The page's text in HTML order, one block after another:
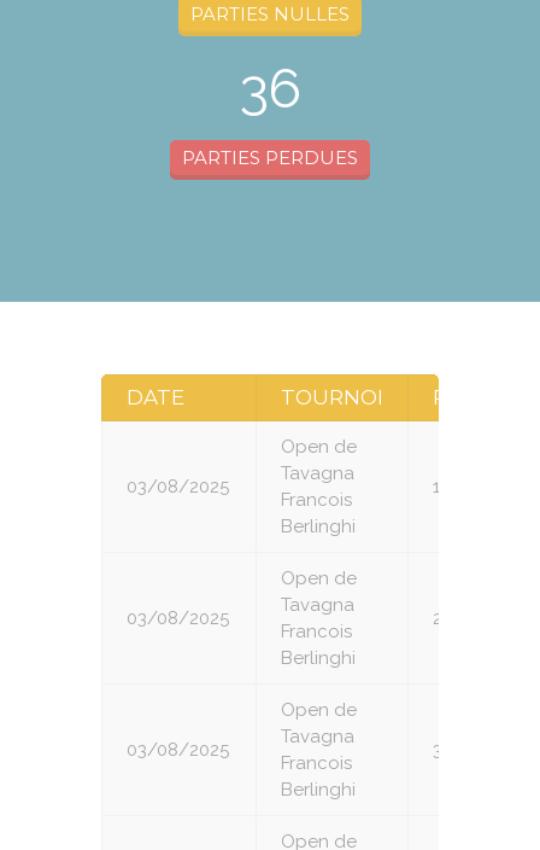
PARTIES NULLES
36
PARTIES PERDUES
DATE TOURNOI RONDE
03/08/2025
Open de
Tavagna
Francois
Berlinghi
1
03/08/2025
Open de
Tavagna
Francois
Berlinghi
2
03/08/2025
Open de
Tavagna
Francois
Berlinghi
3
Open de